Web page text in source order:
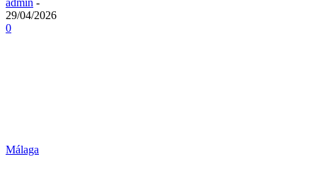
admin -
29/04/2026
0
Málaga